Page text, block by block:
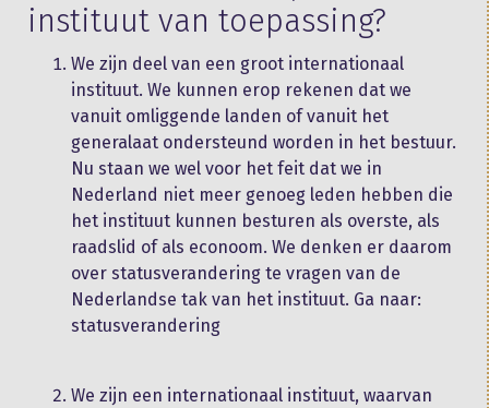
instituut van toepassing?
We zijn deel van een groot internationaal
instituut. We kunnen erop rekenen dat we
vanuit omliggende landen of vanuit het
generalaat ondersteund worden in het bestuur.
Nu staan we wel voor het feit dat we in
Nederland niet meer genoeg leden hebben die
het instituut kunnen besturen als overste, als
raadslid of als econoom. We denken er daarom
over statusverandering te vragen van de
Nederlandse tak van het instituut. Ga naar:
statusverandering
We zijn een internationaal instituut, waarvan